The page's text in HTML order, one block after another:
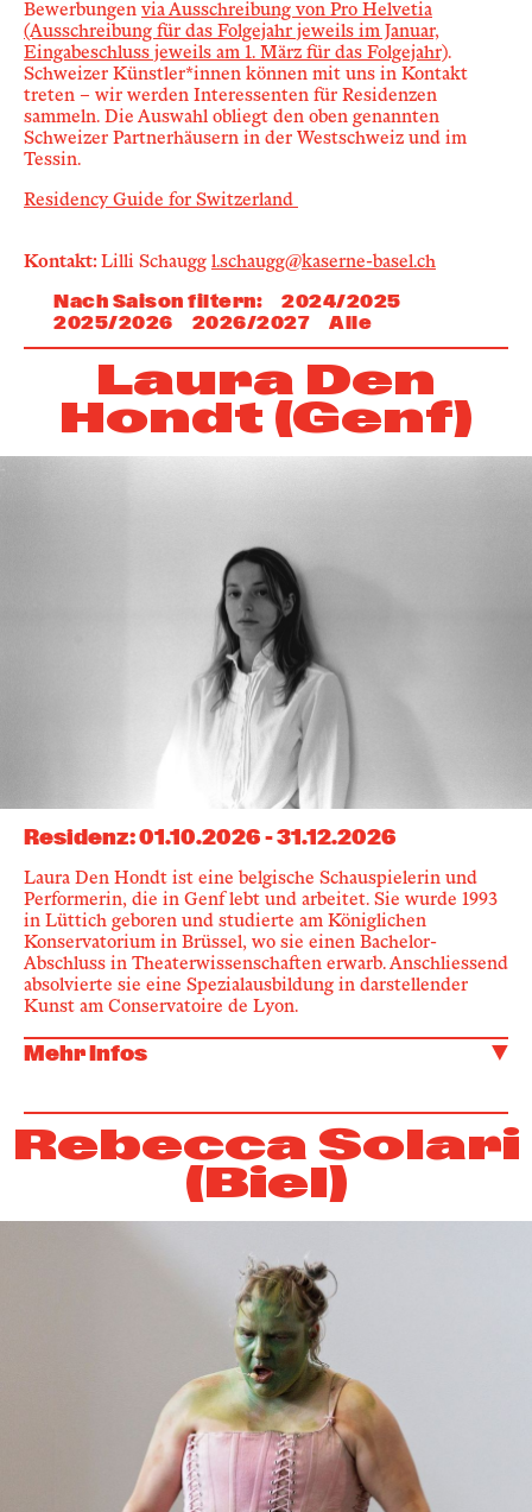
Bewerbungen via Ausschreibung von Pro Helvetia
(Ausschreibung für das Folgejahr jeweils im Januar,
Eingabeschluss jeweils am 1. März für das Folgejahr).
Schweizer Künstler*innen können mit uns in Kontakt
treten – wir werden Interessenten für Residenzen
sammeln. Die Auswahl obliegt den oben genannten
Schweizer Partnerhäusern in der Westschweiz und im
Tessin.
Residency Guide for Switzerland
Kontakt:Lilli Schaugg l.schaugg@kaserne-basel.ch
Nach Saison filtern: 2024/2025
2025/2026 2026/2027 Alle
Laura Den
Hondt (Genf)
Residenz:01.10.2026-31.12.2026
Laura Den Hondt ist eine belgische Schauspielerin und
Performerin, die in Genf lebt und arbeitet. Sie wurde 1993
in Lüttich geboren und studierte am Königlichen
Konservatorium in Brüssel, wo sie einen Bachelor-
Abschluss in Theaterwissenschaften erwarb. Anschliessend
absolvierte sie eine Spezialausbildung in darstellender
Kunst am Conservatoire de Lyon.
Mehr Infos
Rebecca Solari
(Biel)